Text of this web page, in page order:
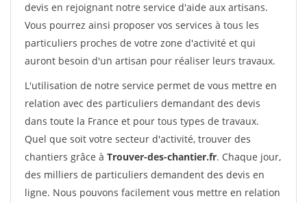
devis en rejoignant notre service d'aide aux artisans.
Vous pourrez ainsi proposer vos services à tous les
particuliers proches de votre zone d'activité et qui
auront besoin d'un artisan pour réaliser leurs travaux.
L'utilisation de notre service permet de vous mettre en
relation avec des particuliers demandant des devis
dans toute la France et pour tous types de travaux.
Quel que soit votre secteur d'activité, trouver des
chantiers grâce à Trouver-des-chantier.fr. Chaque jour,
des milliers de particuliers demandent des devis en
ligne. Nous pouvons facilement vous mettre en relation